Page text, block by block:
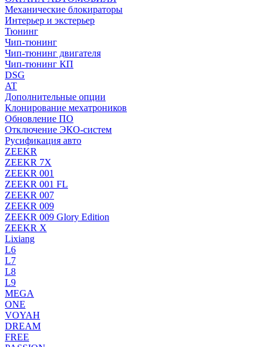
Механические блокираторы
Интерьер и экстерьер
Тюнинг
Чип-тюнинг
Чип-тюнинг двигателя
Чип-тюнинг КП
DSG
AT
Дополнительные опции
Клонирование мехатроников
Обновление ПО
Отключение ЭКО-систем
Русификация авто
ZEEKR
ZEEKR 7X
ZEEKR 001
ZEEKR 001 FL
ZEEKR 007
ZEEKR 009
ZEEKR 009 Glory Edition
ZEEKR X
Lixiang
L6
L7
L8
L9
MEGA
ONE
VOYAH
DREAM
FREE